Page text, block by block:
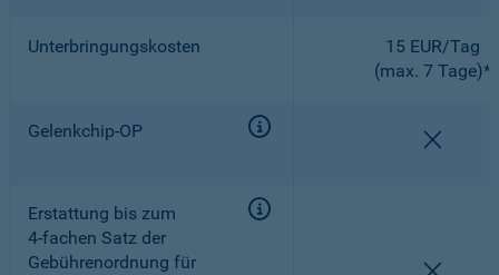
Unterbringungskosten
15 EUR/Tag
(max. 7 Tage)*
Gelenkchip-OP
Erstattung bis zum
4-fachen Satz der
Gebührenordnung für